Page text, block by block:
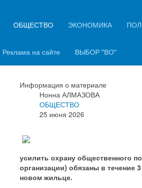
ОБЩЕСТВО ЭКОНОМИКА
Реклама на сайте ВЫБОР "ВО"
Орловцев
полицию о сдаче
Информация о материале
Нонна АЛМАЗОВА
ОБЩЕСТВО
25 июня 2026
усилить охрану общественного
организации) обязаны в
новом жильце.